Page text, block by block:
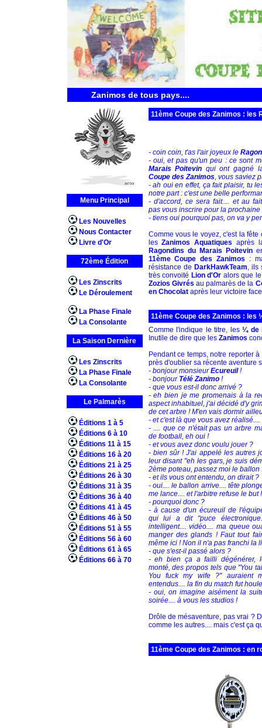
Zanimos de tous pays....
Menu Principal
Les Nouvelles
Nous Contacter
Livre d'Or
72ème Édition
Les Zinscrits
Le Déroulement
La Phase Finale
La Consolante
La Saison Dernière
Les Zinscrits
La Phase Finale
La Consolante
Le Palmarès
Éditions 1 à 5
Éditions 6 à 10
Éditions 11 à 15
Éditions 16 à 20
Éditions 21 à 25
Éditions 26 à 30
Éditions 31 à 35
Éditions 36 à 40
Éditions 41 à 45
Éditions 46 à 50
Éditions 51 à 55
Éditions 56 à 60
Éditions 61 à 65
Éditions 66 à 70
11ème Coupe des Zanimos : les
- coin coin, t'as l'air joyeux le
- oui, et pas qu'un peu : ce sont
Marais Poitevin qui ont gagné
Coupe des Zanimos, vous saviez
- ah oui en effet, ça fait plaisir, tu
notre part : c'est une belle
- d'accord, ce sera fait.... et au
pas vous inscrire pour la prochaine
- tiens oui pourquoi pas, on va y
Comme vous le voyez, c'est la fête
lesZanimos Aquatiques après
Ragondins du Marais Poitevin
11ème Coupe des Zanimos :
résistance de DarkHawkTeam, ils
très convoité Lion d'Or alors que
Zozios Givrés au palmarès de la
en Chocolataprès leur victoire
11ème Coupe des Zanimos : les
Comme l'indique le titre, les¼ de
Inutile de dire que les Zanimos
Pendant ce temps, notre reporter à
près d'oublier sa récente aventure
- bonjour monsieurEcureuil!
- bonjour Télé Zanimo!
- que vous est-il donc arrivé ?
- eh bien je me promenais à la
aspect inhabituel, j'ai décidé d'y
de cet arbre ! M'en vais dormir
- et c'est là que vous avez réalisé....
- .... que ce n'était pas un arbre
de football, eh oui !
- et vous avez donc voulu jouer ?
- bien sûr ! J'ai appelé les autres
leur disant "eh les gars, je suis
2ème poteau, passez moi le ballon
- et ils vous ont entendu, on dirait ?
- oui.... le ballon arrive.... tête
me lance.... et l'arbitre refuse le but !
- pourquoi donc ?
- à cause d'un écureuil de
qui lui a dit "puce
intelligent.... vidéo.... ma queue
manger des glands ! Faut tout
même ici ! Non il n'a pas franchi la
- que s'est-il passé alors ?
- eh bien ça a failli dégénérer,
monté, des propos tels que "You
You fuck my wife ?" auraient
entendus.... la fin du match fut
- oui, on imagine aisément la
soirée.... à vous les studios !
Drôle de mésaventure, pas vrai ?
comme les autres.... mais c'est ça
11ème Coupe des Zanimos : en